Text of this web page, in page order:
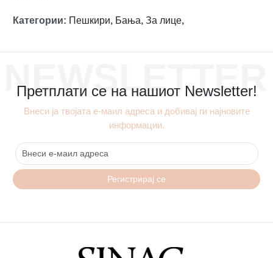
Категории: Пешкири, Бања, За лице,
NEWSLETTER
Претплати се на нашиот Newsletter!
Внеси ја твојата е-маил адреса и добивај ги најновите
информации.
Регистрирај се